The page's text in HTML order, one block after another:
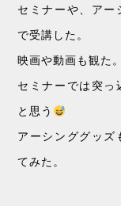
セミナーや、アー
で受講した。
映画や動画も観た
セミナーでは突っ
と思う
アーシンググッズ
てみた。